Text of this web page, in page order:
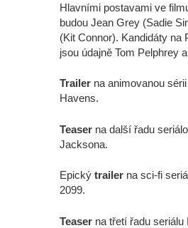
Hlavními postavami ve
budou Jean Grey (Sadie
(Kit Connor). Kandidáty na
jsou údajně Tom Pelphrey
Trailer na animovanou
Havens.
Teaser na další řadu
Jacksona.
Epický trailer na sci-fi
2099.
Teaser na třetí řadu seriálu